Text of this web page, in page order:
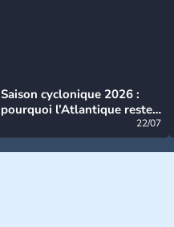
Saison cyclonique 2026 :
pourquoi l’Atlantique reste
22/07